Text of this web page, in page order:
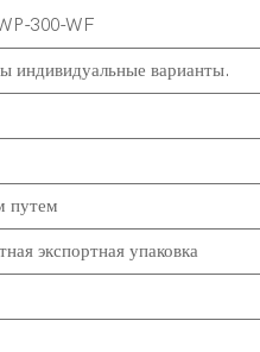
300-WF
индивидуальные варианты.
путем
экспортная упаковка